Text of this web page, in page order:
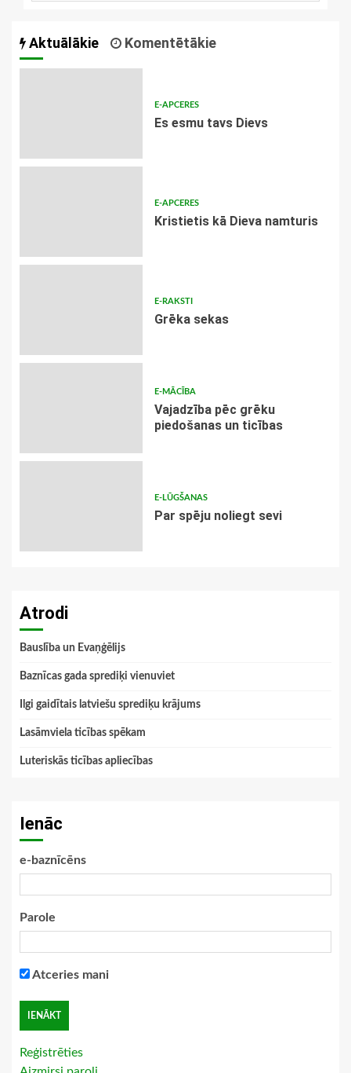
Aktuālākie Komentētākie
E-APCERES
Es esmu tavs Dievs
E-APCERES
Kristietis kā Dieva namturis
E-RAKSTI
Grēka sekas
E-MĀCĪBA
Vajadzība pēc grēku
piedošanas un ticības
E-LŪGŠANAS
Par spēju noliegt sevi
Atrodi
Bauslība un Evaņģēlijs
Baznīcas gada sprediķi vienuviet
Ilgi gaidītais latviešu sprediķu krājums
Lasāmviela ticības spēkam
Luteriskās ticības apliecības
Ienāc
e-baznīcēns
Parole
Atceries mani
Reģistrēties